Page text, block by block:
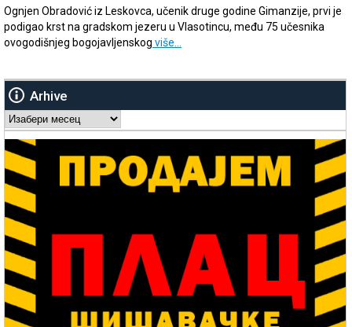
Ognjen Obradović iz Leskovca, učenik druge godine Gimanzije, prvi je
podigao krst na gradskom jezeru u Vlasotincu, među 75 učesnika
ovogodišnjeg bogojavljenskog više…
Arhive
Arhive